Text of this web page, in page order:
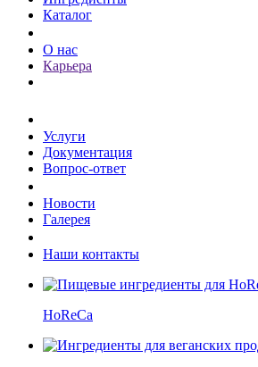
Каталог
О нас
Карьера
Услуги
Документация
Вопрос-ответ
Новости
Галерея
Наши контакты
HoReCa